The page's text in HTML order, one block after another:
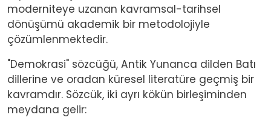
moderniteye uzanan kavramsal-tarihsel
dönüşümü akademik bir metodolojiyle
çözümlenmektedir.
"Demokrasi" sözcüğü, Antik Yunanca dilden Batı
dillerine ve oradan küresel literatüre geçmiş bir
kavramdır. Sözcük, iki ayrı kökün birleşiminden
meydana gelir: